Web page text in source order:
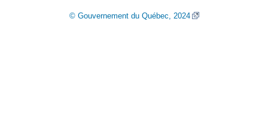
© Gouvernement du Québec, 2024